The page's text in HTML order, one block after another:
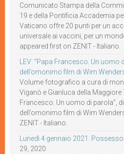
Comunicato Stampa della
19 e della Pontificia Accademia
Vaticano offre 20 punti per un
universale ai vaccini, per un
appeared first on ZENIT - Italiano.
LEV: “Papa Francesco. Un uomo
dell’omonimo film di Wim
Volume fotografico a cura di
Viganò e Gianluca della Maggiore
Francesco. Un uomo di parola”,
dell’omonimo film di Wim
ZENIT - Italiano.
Lunedì 4 gennaio 2021:
29, 2020